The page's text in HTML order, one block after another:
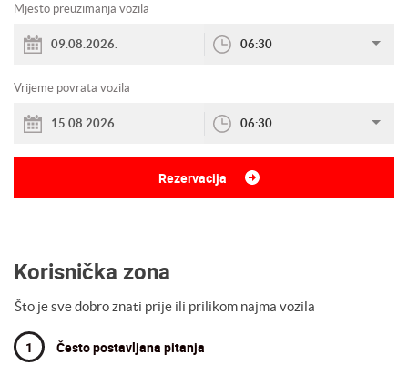
Mjesto preuzimanja vozila
06:30
Vrijeme povrata vozila
06:30
Rezervacija
Korisnička zona
Što je sve dobro znati prije ili prilikom najma vozila
1 Često postavljana pitanja